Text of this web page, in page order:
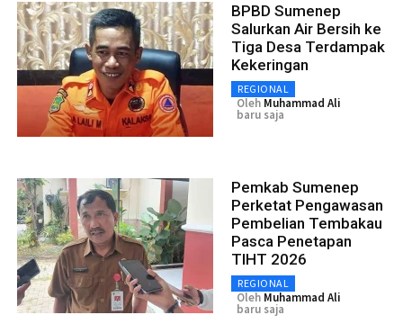
BPBD Sumenep
Salurkan Air Bersih ke
Tiga Desa Terdampak
Kekeringan
REGIONAL
Oleh Muhammad Ali
baru saja
Pemkab Sumenep
Perketat Pengawasan
Pembelian Tembakau
Pasca Penetapan
TIHT 2026
REGIONAL
Oleh Muhammad Ali
baru saja